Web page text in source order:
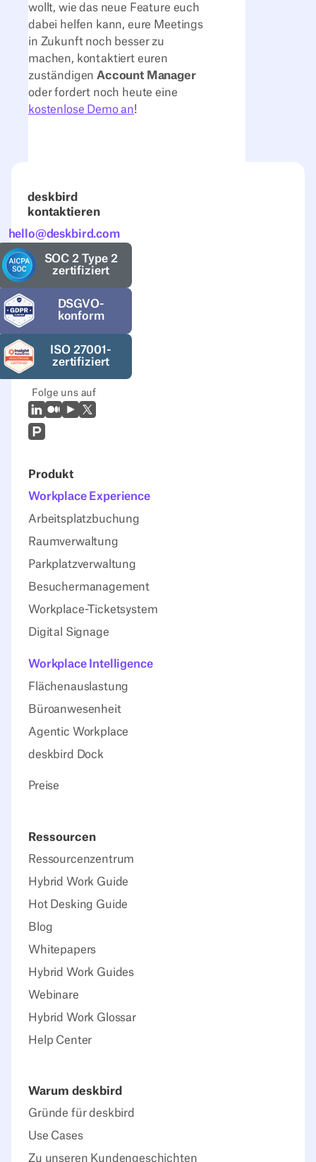
wollt, wie das neue Feature euch
dabei helfen kann, eure Meetings
in Zukunft noch besser zu
machen, kontaktiert euren
zuständigen Account Manager
oder fordert noch heute eine
kostenlose Demo an!
deskbird
kontaktieren
hello@deskbird.com
SOC 2 Type 2
zertifiziert
DSGVO-
konform
ISO 27001-
zertifiziert
Folge uns auf
LinkedIn
MittelYoutubeX (Twitter)
Prodcut Hunt
Produkt
Workplace Experience
Arbeitsplatzbuchung
Raumverwaltung
Parkplatzverwaltung
Besuchermanagement
Workplace-Ticketsystem
Digital Signage
Workplace Intelligence
Flächenauslastung
Büroanwesenheit
Agentic Workplace
deskbird Dock
Preise
Ressourcen
Ressourcenzentrum
Hybrid Work Guide
Hot Desking Guide
Blog
Whitepapers
Hybrid Work Guides
Webinare
Hybrid Work Glossar
Help Center
Warum deskbird
Gründe für deskbird
Use Cases
Zu unseren Kundengeschichten